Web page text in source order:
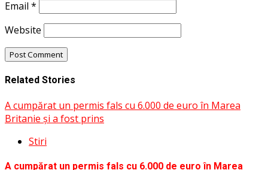
Email *
Website
Related Stories
A cumpărat un permis fals cu 6.000 de euro în Marea
Britanie și a fost prins
Stiri
A cumpărat un permis fals cu 6.000 de euro în Marea